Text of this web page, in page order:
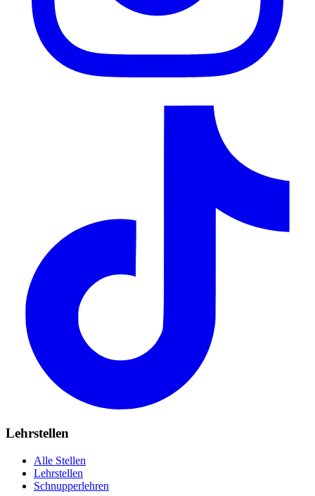
Lehrstellen
Alle Stellen
Lehrstellen
Schnupperlehren